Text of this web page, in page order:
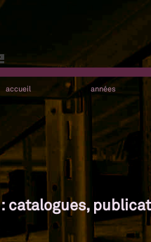
accueil années
catalogues,